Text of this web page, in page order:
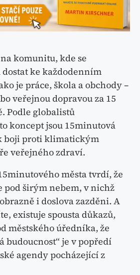
komunitu, kde se
ke každodenním
je práce, škola a obchody –
veřejnou dopravou za 15
Podle globalistů
koncept jsou 15minutová
boji proti klimatickým
veřejného zdraví.
města tvrdí, že
pod širým nebem, v nichž
i doslova zazděni. A
existuje spousta důkazů,
městského úředníka, že
budoucnost“ je v popředí
agendy pocházející z